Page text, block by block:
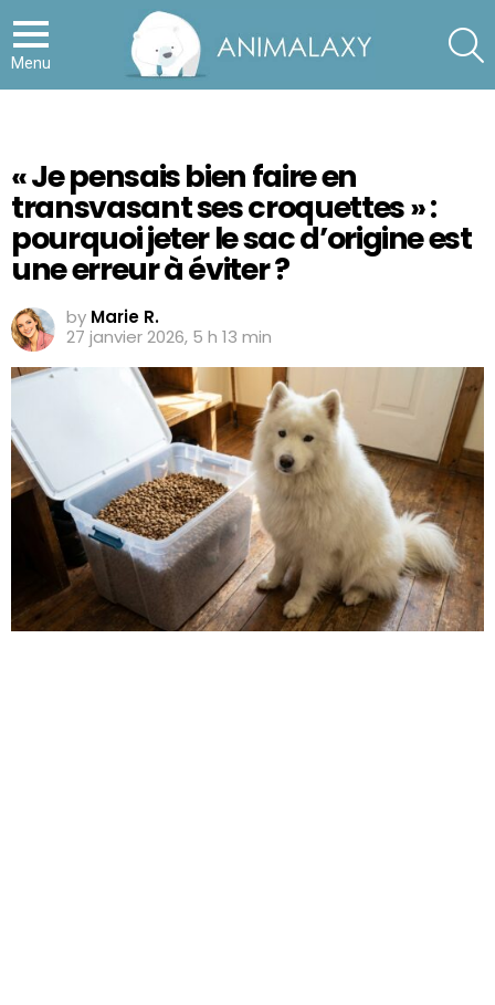
Menu
« Je pensais bien faire en
transvasant ses croquettes » :
pourquoi jeter le sac d’origine est
une erreur à éviter ?
by Marie R.
27 janvier 2026, 5 h 13 min